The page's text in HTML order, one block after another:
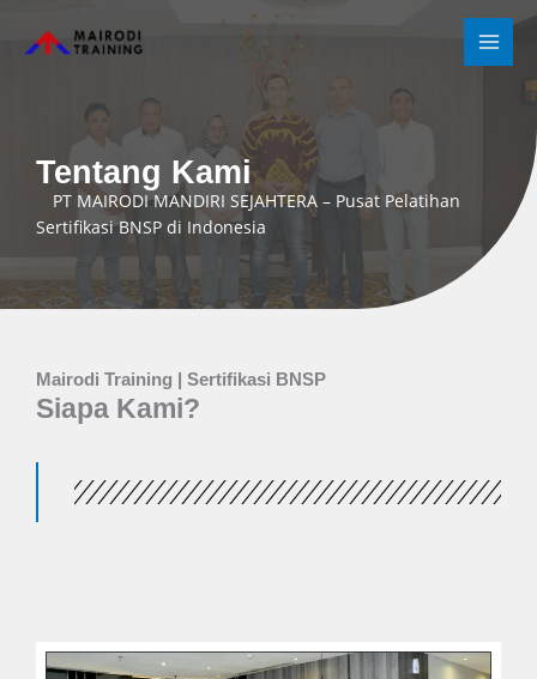
Tentang Kami
PT MAIRODI MANDIRI SEJAHTERA – Pusat Pelatihan
Sertifikasi BNSP di Indonesia
Mairodi Training | Sertifikasi BNSP
Siapa Kami?
Dapatkan Diskon Tambahan dengan mendaftarkan 3 atau lebih peserta dari 1